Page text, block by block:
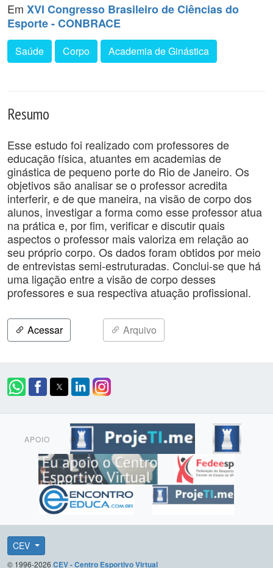
Em XVI Congresso Brasileiro de Ciências do
Esporte - CONBRACE
Saúde Corpo Academia de Ginástica
Resumo
Esse estudo foi realizado com professores de
educação física, atuantes em academias de
ginástica de pequeno porte do Rio de Janeiro. Os
objetivos são analisar se o professor acredita
interferir, e de que maneira, na visão de corpo dos
alunos, investigar a forma como esse professor atua
na prática e, por fim, verificar e discutir quais
aspectos o professor mais valoriza em relação ao
seu próprio corpo. Os dados foram obtidos por meio
de entrevistas semi-estruturadas. Conclui-se que há
uma ligação entre a visão de corpo desses
professores e sua respectiva atuação profissional.
Acessar Arquivo
APOIO
CEV
© 1996-2026 CEV - Centro Esportivo Virtual